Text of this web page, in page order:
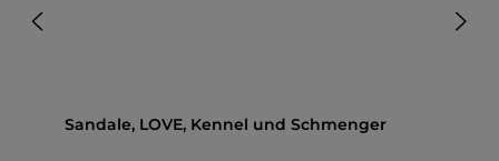
Sandale, LOVE, Kennel und Schmenger